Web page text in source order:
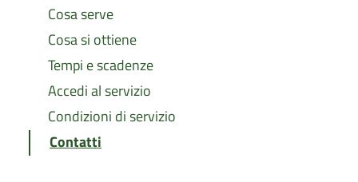
Cosa serve
Cosa si ottiene
Tempi e scadenze
Accedi al servizio
Condizioni di servizio
Contatti